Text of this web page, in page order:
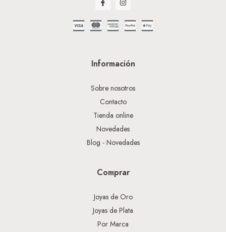
Información
Sobre nosotros
Contacto
Tienda online
Novedades
Blog - Novedades
Comprar
Joyas de Oro
Joyas de Plata
Por Marca